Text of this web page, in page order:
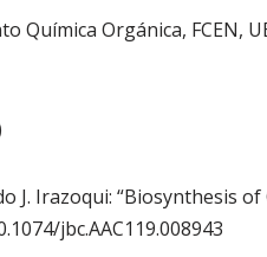
Orgánica, FCEN,
J. Irazoqui: “Biosynthesis
jbc.AAC119.008943